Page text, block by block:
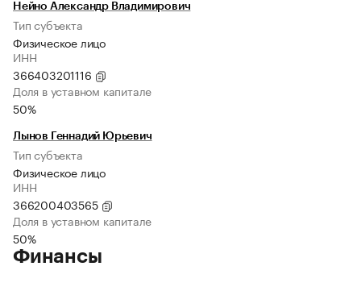
Нейно Александр Владимирович
Тип субъекта
Физическое лицо
ИНН
366403201116
Доля в уставном капитале
50%
Лынов Геннадий Юрьевич
Тип субъекта
Физическое лицо
ИНН
366200403565
Доля в уставном капитале
50%
Финансы